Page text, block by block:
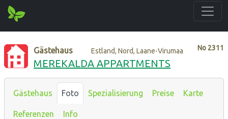
No 2311
Gästehaus Estland, Nord, Laane-Virumaa
MEREKALDA APPARTMENTS
Gästehaus Foto Spezialisierung Preise Karte
Referenzen Info